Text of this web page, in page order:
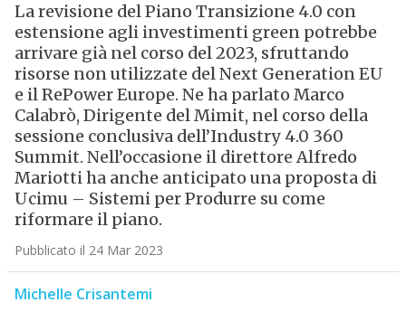
La revisione del Piano Transizione 4.0 con
estensione agli investimenti green potrebbe
arrivare già nel corso del 2023, sfruttando
risorse non utilizzate del Next Generation EU
e il RePower Europe. Ne ha parlato Marco
Calabrò, Dirigente del Mimit, nel corso della
sessione conclusiva dell’Industry 4.0 360
Summit. Nell’occasione il direttore Alfredo
Mariotti ha anche anticipato una proposta di
Ucimu – Sistemi per Produrre su come
riformare il piano.
Pubblicato il 24 Mar 2023
Michelle Crisantemi